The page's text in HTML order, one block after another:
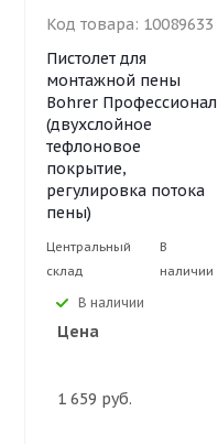
Код товара: 10089633
Пистолет для
монтажной пены
Bohrer Профессионал
(двухслойное
тефлоновое
покрытие,
регулировка потока
пены)
Центральный
склад
В
наличии
В наличии
Цена
1 659 руб.